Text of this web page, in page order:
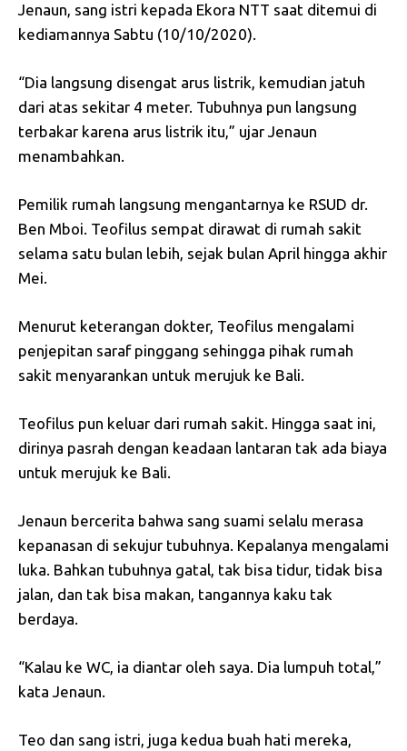
Jenaun, sang istri kepada Ekora NTT saat ditemui di
kediamannya Sabtu (10/10/2020).
“Dia langsung disengat arus listrik, kemudian jatuh
dari atas sekitar 4 meter. Tubuhnya pun langsung
terbakar karena arus listrik itu,” ujar Jenaun
menambahkan.
Pemilik rumah langsung mengantarnya ke RSUD dr.
Ben Mboi. Teofilus sempat dirawat di rumah sakit
selama satu bulan lebih, sejak bulan April hingga akhir
Mei.
Menurut keterangan dokter, Teofilus mengalami
penjepitan saraf pinggang sehingga pihak rumah
sakit menyarankan untuk merujuk ke Bali.
Teofilus pun keluar dari rumah sakit. Hingga saat ini,
dirinya pasrah dengan keadaan lantaran tak ada biaya
untuk merujuk ke Bali.
Jenaun bercerita bahwa sang suami selalu merasa
kepanasan di sekujur tubuhnya. Kepalanya mengalami
luka. Bahkan tubuhnya gatal, tak bisa tidur, tidak bisa
jalan, dan tak bisa makan, tangannya kaku tak
berdaya.
“Kalau ke WC, ia diantar oleh saya. Dia lumpuh total,”
kata Jenaun.
Teo dan sang istri, juga kedua buah hati mereka,